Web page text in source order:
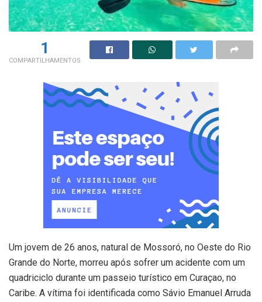
1
COMPARTILHAMENTOS
Um jovem de 26 anos, natural de Mossoró, no Oeste do Rio
Grande do Norte, morreu após sofrer um acidente com um
quadriciclo durante um passeio turístico em Curaçao, no
Caribe. A vítima foi identificada como Sávio Emanuel Arruda